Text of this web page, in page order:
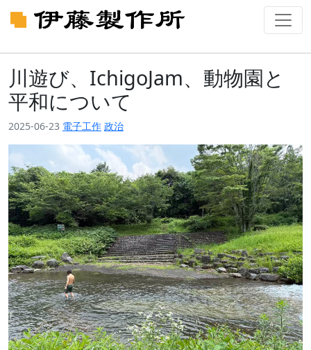
川遊び、IchigoJam、動物園と
平和について
2025-06-23 電子工作 政治